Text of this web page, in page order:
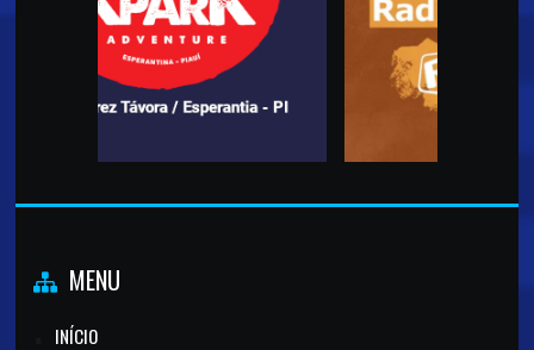
MENU
INÍCIO